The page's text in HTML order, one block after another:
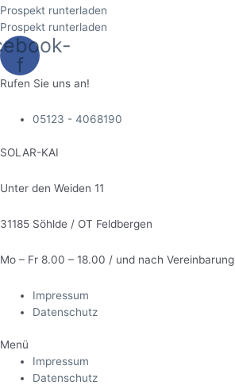
Prospekt runterladen
Prospekt runterladen
f
Rufen Sie uns an!
05123 - 4068190
SOLAR-KAI
Unter den Weiden 11
31185 Söhlde / OT Feldbergen
Mo – Fr 8.00 – 18.00 / und nach Vereinbarung
Impressum
Datenschutz
Menü
Impressum
Datenschutz